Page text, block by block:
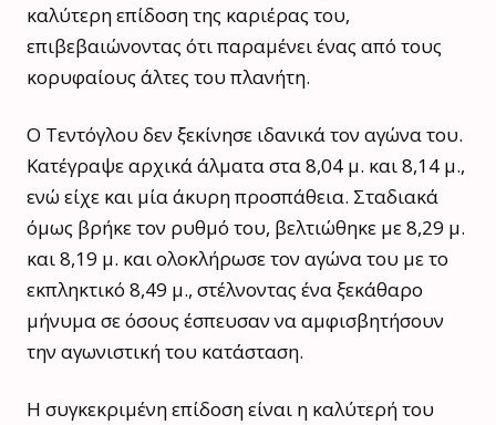
καλύτερη επίδοση της καριέρας του,
επιβεβαιώνοντας ότι παραμένει ένας από τους
κορυφαίους άλτες του πλανήτη.
Ο Τεντόγλου δεν ξεκίνησε ιδανικά τον αγώνα του.
Κατέγραψε αρχικά άλματα στα 8,04 μ. και 8,14 μ.,
ενώ είχε και μία άκυρη προσπάθεια. Σταδιακά
όμως βρήκε τον ρυθμό του, βελτιώθηκε με 8,29 μ.
και 8,19 μ. και ολοκλήρωσε τον αγώνα του με το
εκπληκτικό 8,49 μ., στέλνοντας ένα ξεκάθαρο
μήνυμα σε όσους έσπευσαν να αμφισβητήσουν
την αγωνιστική του κατάσταση.
Η συγκεκριμένη επίδοση είναι η καλύτερή του